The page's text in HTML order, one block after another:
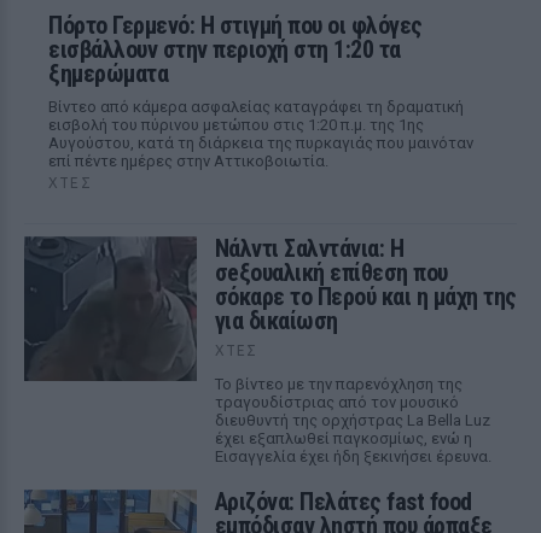
Πόρτο Γερμενό: Η στιγμή που οι φλόγες
εισβάλλουν στην περιοχή στη 1:20 τα
ξημερώματα
Βίντεο από κάμερα ασφαλείας καταγράφει τη δραματική
εισβολή του πύρινου μετώπου στις 1:20 π.μ. της 1ης
Αυγούστου, κατά τη διάρκεια της πυρκαγιάς που μαινόταν
επί πέντε ημέρες στην Αττικοβοιωτία.
ΧΤΕΣ
Νάλντι Σαλντάνια: Η
σeξουαλική επίθεση που
σόκαρε το Περού και η μάχη της
για δικαίωση
ΧΤΕΣ
Το βίντεο με την παρενόχληση της
τραγουδίστριας από τον μουσικό
διευθυντή της ορχήστρας La Bella Luz
έχει εξαπλωθεί παγκοσμίως, ενώ η
Εισαγγελία έχει ήδη ξεκινήσει έρευνα.
Αριζόνα: Πελάτες fast food
εμπόδισαν ληστή που άρπαξε